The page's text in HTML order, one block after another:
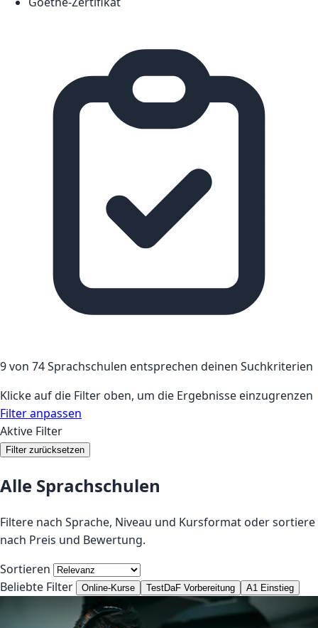
9 von 74 Sprachschulen entsprechen deinen Suchkriterien
Klicke auf die Filter oben, um die Ergebnisse einzugrenzen
Filter anpassen
Aktive Filter
Filter zurücksetzen
Alle Sprachschulen
Filtere nach Sprache, Niveau und Kursformat oder sortiere
nach Preis und Bewertung.
Sortieren
Beliebte Filter
Online-Kurse TestDaF Vorbereitung A1 Einstieg